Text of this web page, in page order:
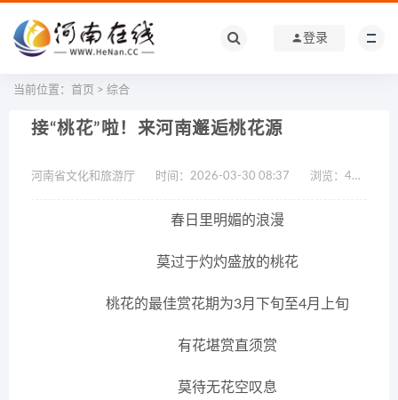
登录
当前位置： 首页 > 综合
接“桃花”啦！来河南邂逅桃花源
河南省文化和旅游厅 时间：2026-03-30 08:37 浏览： 45617
春日里明媚的浪漫
莫过于灼灼盛放的桃花
桃花的最佳赏花期为3月下旬至4月上旬
有花堪赏直须赏
莫待无花空叹息